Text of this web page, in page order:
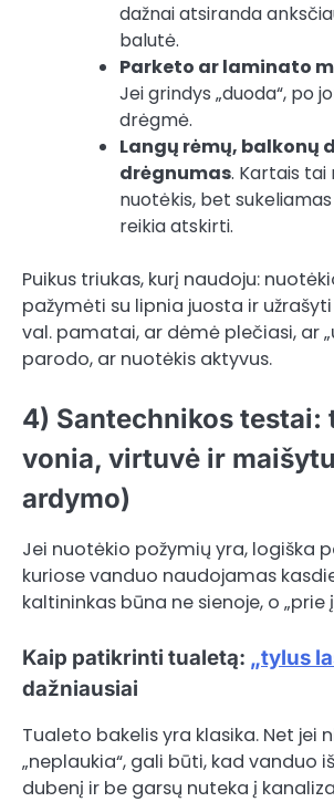
dažnai atsiranda
balutė.
Parketo ar laminato
Jei grindys „duoda“, po
drėgmė.
Langų rėmų, balkonų
drėgnumas. Kartais tai
nuotėkis, bet
reikia atskirti.
Puikus triukas, kurį naudoju:
pažymėti su lipnia juosta ir
val. pamatai, ar dėmė plečiasi, ar
parodo, ar nuotėkis aktyvus.
4) Santechnikos testai:
vonia, virtuvė ir
ardymo)
Jei nuotėkio požymių yra, logiška
kuriose vanduo naudojamas
kaltininkas būna ne sienoje, o „prie
Kaip patikrinti tualetą: „tylus
dažniausiai
Tualeto bakelis yra klasika. Net jei
„neplaukia“, gali būti, kad vanduo
dubenį ir be garsų nuteka į